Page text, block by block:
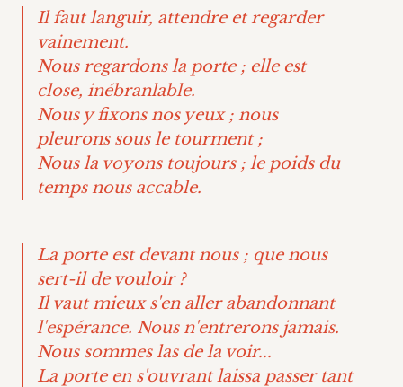
Il faut languir, attendre et regarder
vainement.
Nous regardons la porte ; elle est
close, inébranlable.
Nous y fixons nos yeux ; nous
pleurons sous le tourment ;
Nous la voyons toujours ; le poids du
temps nous accable.
La porte est devant nous ; que nous
sert-il de vouloir ?
Il vaut mieux s'en aller abandonnant
l'espérance. Nous n'entrerons jamais.
Nous sommes las de la voir...
La porte en s'ouvrant laissa passer tant